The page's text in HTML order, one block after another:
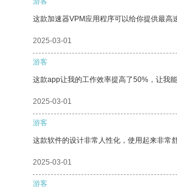
这款加速器VPM应用程序可以给你提供最高
2025-03-01
游客
这款app让我的工作效率提高了50%，让我
2025-03-01
游客
这款软件的设计非常人性化，使用起来非常舒
2025-03-01
游客